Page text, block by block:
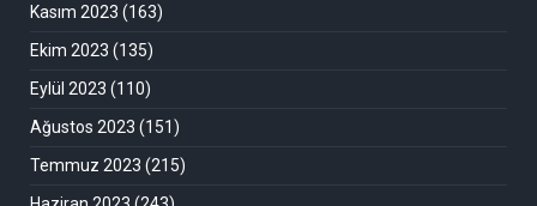
Kasım 2023 (163)
Ekim 2023 (135)
Eylül 2023 (110)
Ağustos 2023 (151)
Temmuz 2023 (215)